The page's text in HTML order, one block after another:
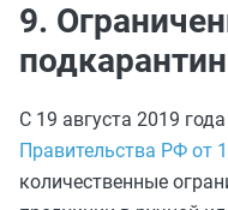
9.
С 19 августа 2019 года
Правительства РФ от
количественные